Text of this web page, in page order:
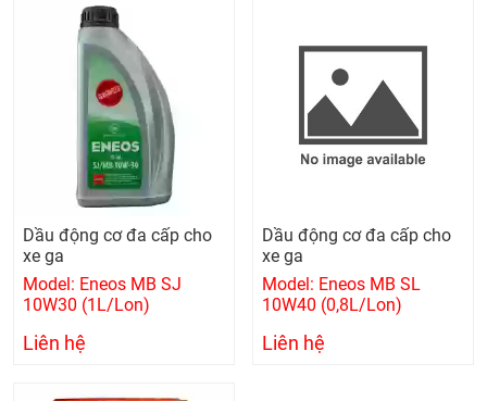
Dầu động cơ đa cấp cho
xe ga
Model: Eneos MB SJ
10W30 (1L/Lon)
Liên hệ
Dầu động cơ đa cấp cho
xe ga
Model: Eneos MB SL
10W40 (0,8L/Lon)
Liên hệ